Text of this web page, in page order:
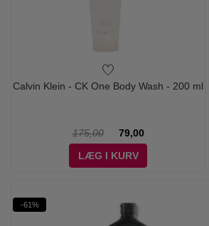
Calvin Klein - CK One Body Wash - 200 ml
175,00
79,00
LÆG I KURV
-61%